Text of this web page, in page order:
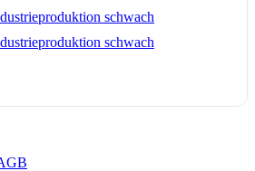
schwach
schwach